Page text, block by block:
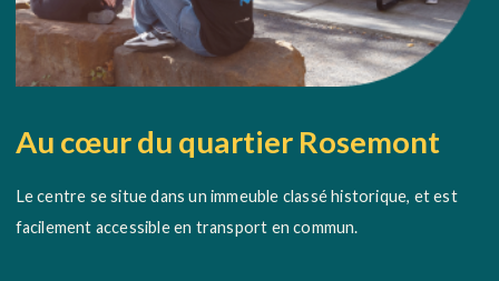
Au cœur du quartier Rosemont
Le centre se situedans un immeuble classé historique, et est
facilement accessible en transport en commun.